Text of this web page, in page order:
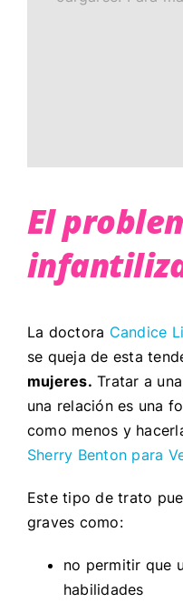
El
La doctora Candice
se queja de esta
mujeres. Tratar a
una relación es una
como menos y
Sherry Benton para
Este tipo de trato
graves como:
no permitir que
habilidades